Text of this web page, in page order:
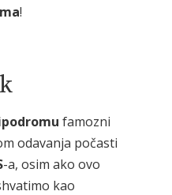
!
famozni
odavanja počasti
-a, osim ako ovo
kao